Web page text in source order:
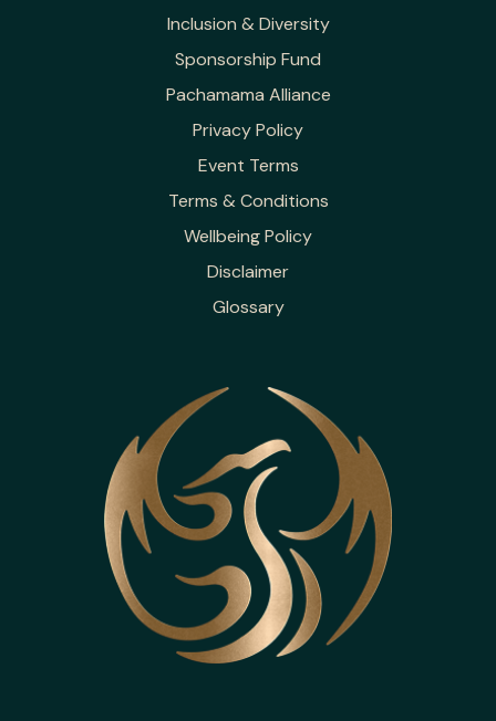
Inclusion & Diversity
Sponsorship Fund
Pachamama Alliance
Privacy Policy
Event Terms
Terms & Conditions
Wellbeing Policy
Disclaimer
Glossary